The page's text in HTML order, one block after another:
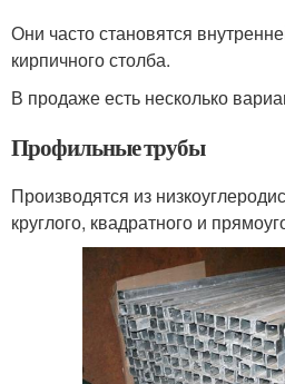
Они часто становятся
кирпичного столба.
В продаже есть несколько
Профильные трубы
Производятся из
круглого, квадратного и